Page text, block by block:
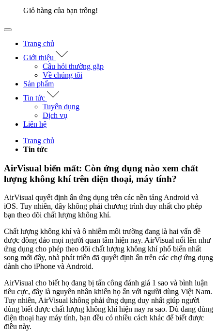
Giỏ hàng của bạn trống!
Trang chủ
Giới thiệu
Câu hỏi thường gặp
Về chúng tôi
Sản phẩm
Tin tức
Tuyển dụng
Dịch vụ
Liên hệ
Trang chủ
Tin tức
AirVisual biến mất: Còn ứng dụng nào xem chất
lượng không khí trên điện thoại, máy tính?
AirVisual quyết định ẩn ứng dụng trên các nền tảng Android và
iOS. Tuy nhiên, đây không phải chương trình duy nhất cho phép
bạn theo dõi chất lượng không khí.
Chất lượng không khí và ô nhiễm môi trường đang là hai vấn đề
được đông đảo mọi người quan tâm hiện nay. AirVisual nổi lên như
ứng dụng cho phép theo dõi chất lượng không khí phổ biến nhất
song mới đây, nhà phát triển đã quyết định ẩn trên các chợ ứng dụng
dành cho iPhone và Android.
AirVisual cho biết họ đang bị tấn công đánh giá 1 sao và bình luận
tiêu cực, đây là nguyên nhân khiến họ ẩn với người dùng Việt Nam.
Tuy nhiên, AirVisual không phải ứng dụng duy nhất giúp người
dùng biết được chất lượng không khí hiện nay ra sao. Dù đang dùng
điện thoại hay máy tính, bạn đều có nhiều cách khác để biết được
điều này.